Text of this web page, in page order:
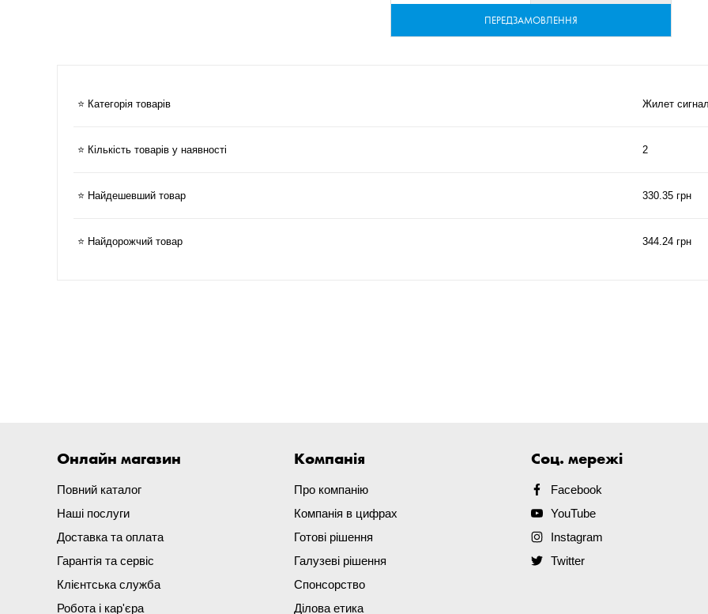
ПЕРЕДЗАМОВЛЕННЯ
⭐ Категорія товарів Жилет
⭐ Кількість товарів у наявності 2
⭐ Найдешевший товар 330.35 грн
⭐ Найдорожчий товар 344.24 грн
Онлайн магазин
Повний каталог
Наші послуги
Доставка та оплата
Гарантія та сервіс
Клієнтська служба
Робота і кар'єра
Компанія
Про компанію
Компанія в цифрах
Готові рішення
Галузеві рішення
Спонсорство
Ділова етика
Соц. мережі
Facebook
YouTube
Instagram
Twitter